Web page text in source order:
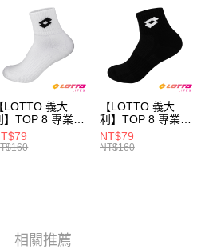
【LOTTO 義大
】TOP 8 專業機
運動襪-加大款
/黑-
【LOTTO 義大
利】TOP 8 專業機
能運動襪-加大款
(黑/白-
NT$79
NT$160
相關推薦